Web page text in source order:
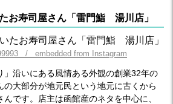
お寿司屋さん「雷門鮨 湯川店」
/ embedded from Instagram
」沿いにある風情ある外観の創業32年の
の大部分が地元民という地元に古くから
です。店主は函館産のネタを中心に、